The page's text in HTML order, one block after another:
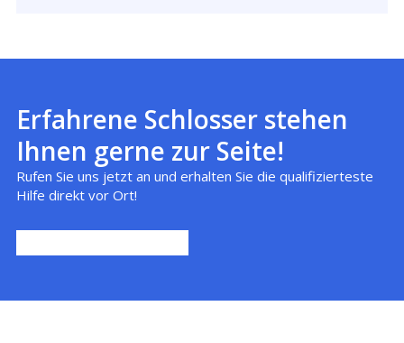
Erfahrene Schlosser stehen
Ihnen gerne zur Seite!
Rufen Sie uns jetzt an und erhalten Sie die qualifizierteste
Hilfe direkt vor Ort!